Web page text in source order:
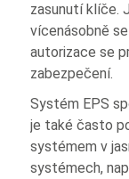
zasunutí klíče.
vícenásobně
autorizace se
zabezpečení.
Systém EPS
je také často
systémem v
systémech,